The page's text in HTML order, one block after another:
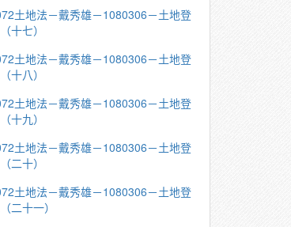
土地法－戴秀雄－1080306－土地登
十七）
土地法－戴秀雄－1080306－土地登
十八）
土地法－戴秀雄－1080306－土地登
十九）
土地法－戴秀雄－1080306－土地登
二十）
土地法－戴秀雄－1080306－土地登
二十一）